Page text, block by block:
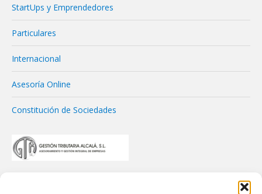
StartUps y Emprendedores
Particulares
Internacional
Asesoría Online
Constitución de Sociedades